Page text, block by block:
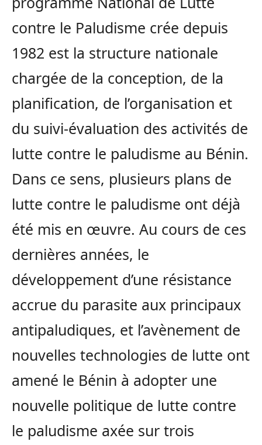
contre le Paludisme crée depuis
1982 est la structure nationale
chargée de la conception, de la
planification, de l’organisation et
du suivi-évaluation des activités de
lutte contre le paludisme au Bénin.
Dans ce sens, plusieurs plans de
lutte contre le paludisme ont déjà
été mis en œuvre. Au cours de ces
dernières années, le
développement d’une résistance
accrue du parasite aux principaux
antipaludiques, et l’avènement de
nouvelles technologies de lutte ont
amené le Bénin à adopter une
nouvelle politique de lutte contre
le paludisme axée sur trois